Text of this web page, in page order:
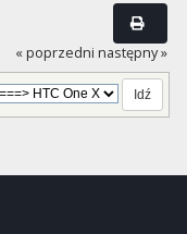
« poprzedni następny »